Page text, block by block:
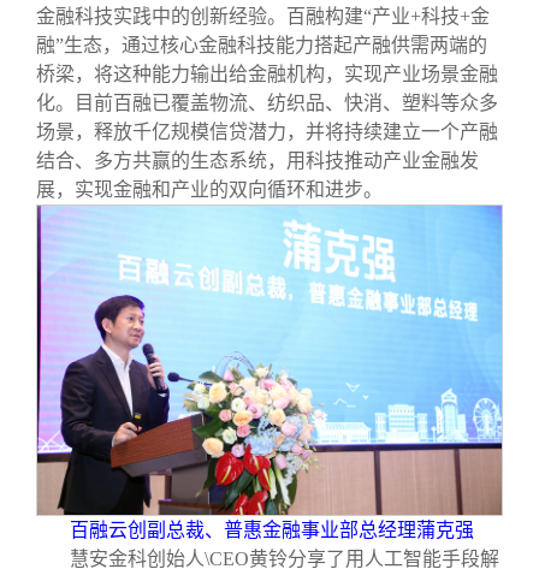
金融科技实践中的创新经验。百融构建“产业+科技+金
融”生态，通过核心金融科技能力搭起产融供需两端的
桥梁，将这种能力输出给金融机构，实现产业场景金融
化。目前百融已覆盖物流、纺织品、快消、塑料等众多
场景，释放千亿规模信贷潜力，并将持续建立一个产融
结合、多方共赢的生态系统，用科技推动产业金融发
展，实现金融和产业的双向循环和进步。
百融云创副总裁、普惠金融事业部总经理蒲克强
慧安金科创始人\CEO黄铃分享了用人工智能手段解